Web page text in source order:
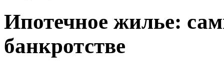
Ипотечное жилье:
банкротстве